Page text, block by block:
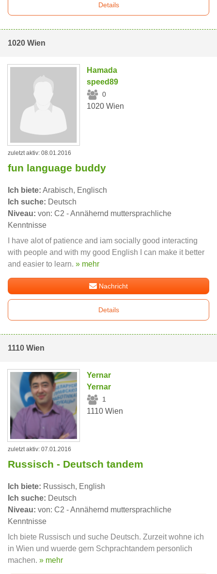
Details
1020 Wien
Hamada
speed89
0
1020 Wien
zuletzt aktiv: 08.01.2016
fun language buddy
Ich biete: Arabisch, Englisch
Ich suche: Deutsch
Niveau: von: C2 - Annähernd muttersprachliche
Kenntnisse
I have alot of patience and iam socially good interacting
with people and with my good English I can make it better
and easier to learn. » mehr
Nachricht
Details
1110 Wien
Yernar
Yernar
1
1110 Wien
zuletzt aktiv: 07.01.2016
Russisch - Deutsch tandem
Ich biete: Russisch, English
Ich suche: Deutsch
Niveau: von: C2 - Annähernd muttersprachliche
Kenntnisse
Ich biete Russisch und suche Deutsch. Zurzeit wohne ich
in Wien und wuerde gern Schprachtandem personlich
machen. » mehr